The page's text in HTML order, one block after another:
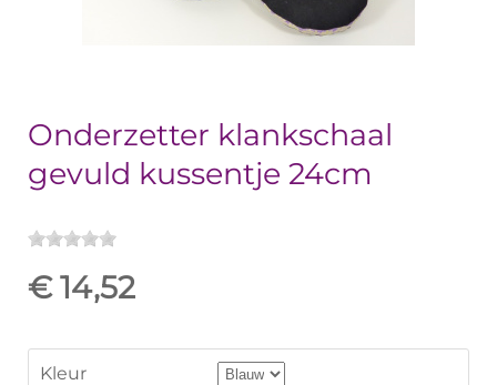
Onderzetter klankschaal
gevuld kussentje 24cm
€ 14,52
Kleur